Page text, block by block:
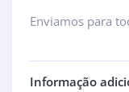
Enviamos para
Informação